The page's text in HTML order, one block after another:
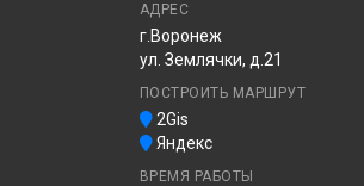
АДРЕС
г.Воронеж
ул. Землячки, д.21
ПОСТРОИТЬ МАРШРУТ
2Gis
Яндекс
ВРЕМЯ РАБОТЫ